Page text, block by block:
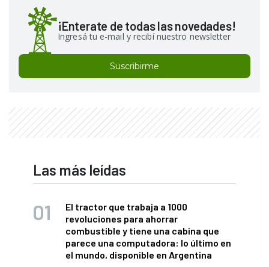
¡Enterate de todas las novedades!
Ingresá tu e-mail y recibí nuestro newsletter
Suscribirme
Las más leídas
El tractor que trabaja a 1000
revoluciones para ahorrar
combustible y tiene una cabina que
parece una computadora: lo último en
el mundo, disponible en Argentina